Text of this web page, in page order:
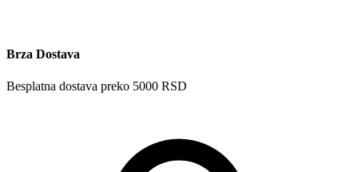
Brza Dostava
Besplatna dostava preko 5000 RSD